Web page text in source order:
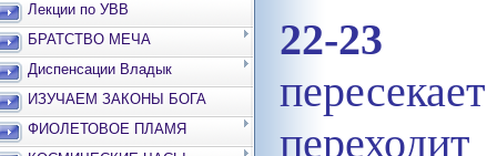
Лекции по УВВ
БРАТСТВО МЕЧА
Диспенсации Владык
ИЗУЧАЕМ ЗАКОНЫ БОГА
ФИОЛЕТОВОЕ ПЛАМЯ
22-23